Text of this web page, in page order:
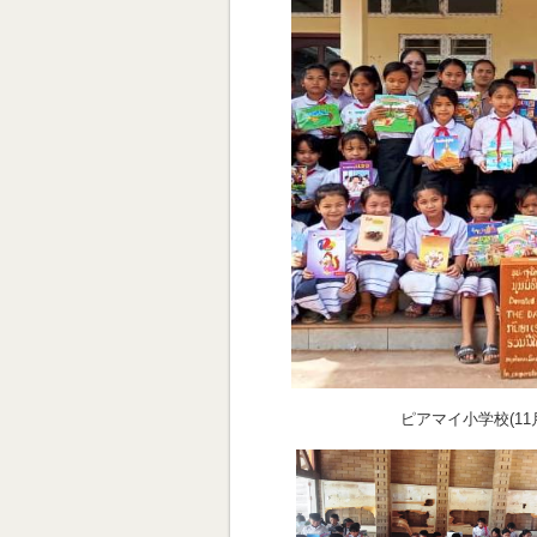
ピアマイ小学校(11月11